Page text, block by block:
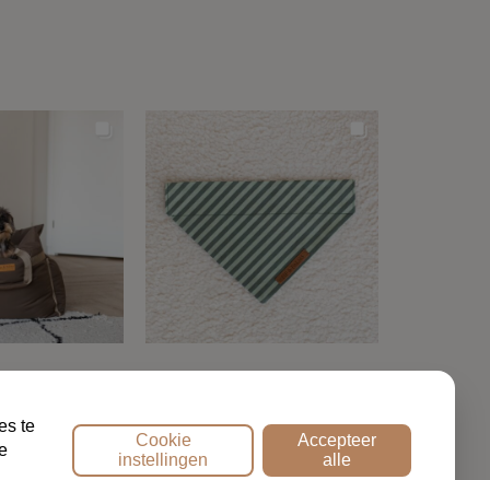
te
Cookie
instellingen
Accepteer
alle